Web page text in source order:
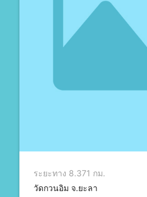
ระยะทาง 8.371 กม.
วัดกวนอิม จ.ยะลา